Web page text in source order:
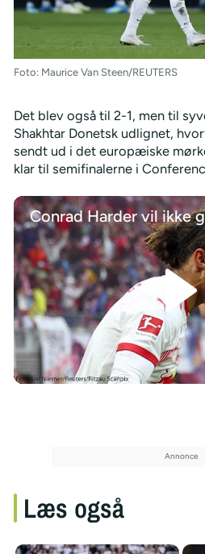
Foto: Maurice Van Steen/REUTERS
Det blev også til 2-1, men til
Shakhtar Donetsk udlignet,
sendt ud i det europæiske
klar til semifinalerne i
/